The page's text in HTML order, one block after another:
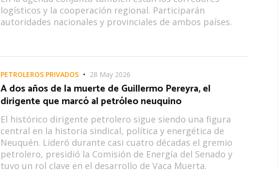
logísticos y la cooperación regional. Participarán
autoridades nacionales y provinciales de ambos países.
PETROLEROS PRIVADOS 28 May 2026
A dos años de la muerte de Guillermo Pereyra, el
dirigente que marcó al petróleo neuquino
El histórico dirigente petrolero sigue siendo una figura
central en la historia sindical, política y energética de
Neuquén. Lideró durante casi cuatro décadas el gremio
petrolero, presidió la Comisión de Energía del Senado y
tuvo un rol clave en el desarrollo de Vaca Muerta.